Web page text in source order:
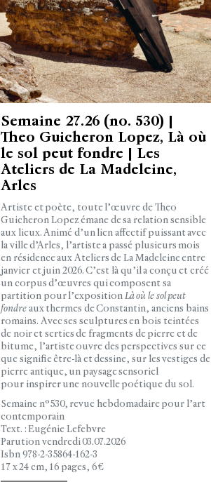
Semaine 27.26 (no. 530) |
Theo Guicheron Lopez, Là où
le sol peut fondre | Les
Ateliers de La Madeleine,
Arles
Artiste et poète, toute l’œuvre de Theo
Guicheron Lopez émane de sa relation sensible
aux lieux. Animé d’un lien affectif puissant avec
la ville d’Arles, l’artiste a passé plusieurs mois
en résidence aux Ateliers de La Madeleine entre
janvier et juin 2026. C’est là qu’il a conçu et créé
un corpus d’œuvres qui composent sa
partition pour l’exposition Là où le sol peut
fondre aux thermes de Constantin, anciens bains
romains. Avec ses sculptures en bois teintées
de noir et serties de fragments de pierre et de
bitume, l’artiste ouvre des perspectives sur ce
que signifie être-là et dessine, sur les vestiges de
pierre antique, un paysage sensoriel
pour inspirer une nouvelle poétique du sol.
Semaine n°530, revue hebdomadaire pour l’art
contemporain
Text. : Eugénie Lefebvre
Parution vendredi 03.07.2026
Isbn 978-2-35864-162-3
17 x 24 cm, 16 pages, 6 €